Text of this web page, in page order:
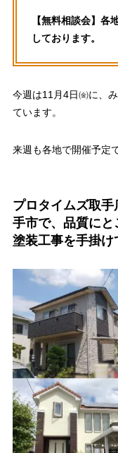
【無料相談会】各
しております。
今週は11月4日㈮に、
ています。
来週も各地で開催予定
プロタイムズ取
手市で、品質に
塗装工事を手掛け